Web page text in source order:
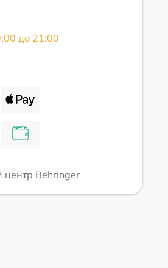
до 21:00
Behringer